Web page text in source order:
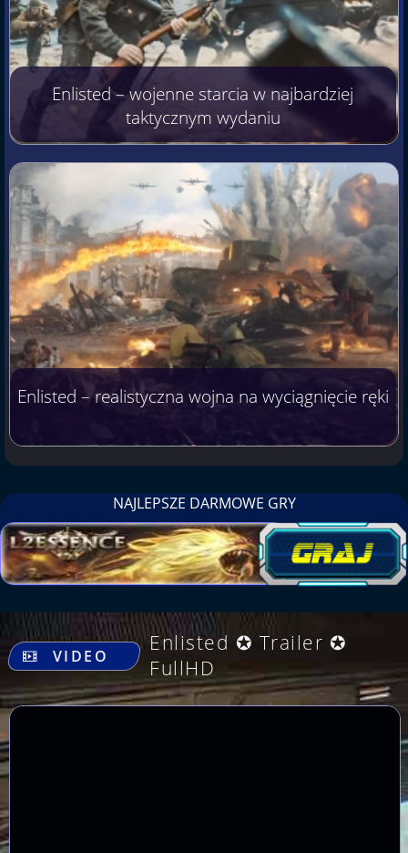
Enlisted – wojenne starcia w najbardziej
taktycznym wydaniu
Enlisted – realistyczna wojna na wyciągnięcie ręki
NAJLEPSZE DARMOWE GRY
.
VIDEO
Enlisted ✪ Trailer ✪
FullHD